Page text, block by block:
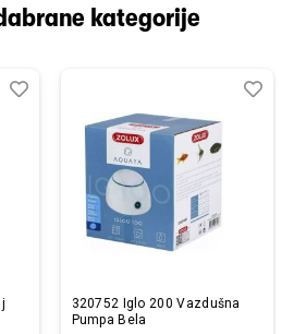
kategorije
Dodaj
Uporedi
320752 Iglo 200 Vazdušna
Pumpa Bela